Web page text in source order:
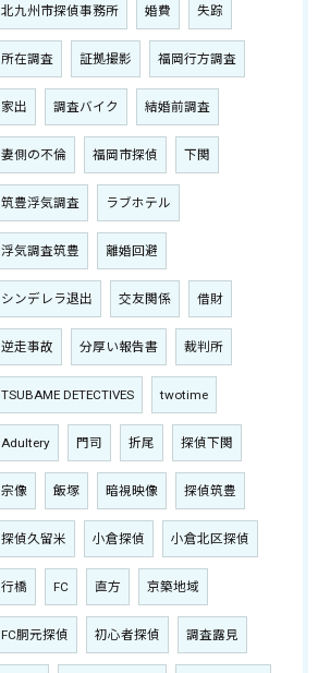
北九州市探偵事務所 婚費 失踪
所在調査 証拠撮影 福岡行方調査
家出 調査バイク 結婚前調査
妻側の不倫 福岡市探偵 下関
筑豊浮気調査 ラブホテル
浮気調査筑豊 離婚回避
シンデレラ退出 交友関係 借財
逆走事故 分厚い報告書 裁判所
TSUBAME DETECTIVES twotime
Adultery 門司 折尾 探偵下関
宗像 飯塚 暗視映像 探偵筑豊
探偵久留米 小倉探偵 小倉北区探偵
行橋 FC 直方 京築地域
FC胴元探偵 初心者探偵 調査露見